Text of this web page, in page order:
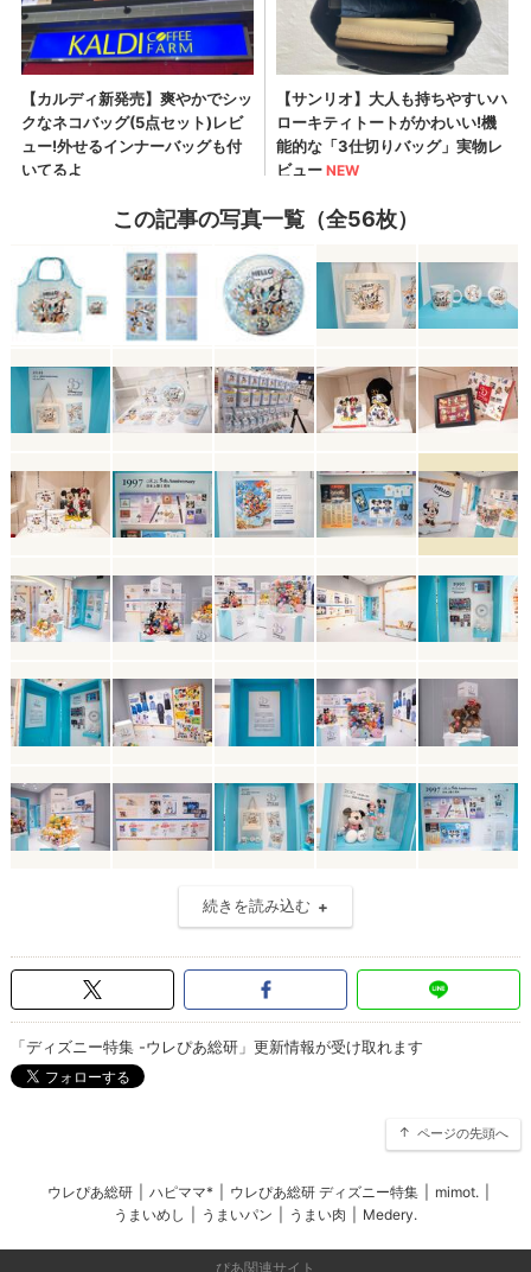
この記事の写真一覧（全56枚）
続きを読み込む
「ディズニー特集 -ウレぴあ総研」更新情報が受け取れます
ページの先頭へ
ウレぴあ総研 ハピママ* ウレぴあ総研 ディズニー特集 mimot.
うまいめし
うまいパン うまい肉 Medery.
ぴあ関連サイト